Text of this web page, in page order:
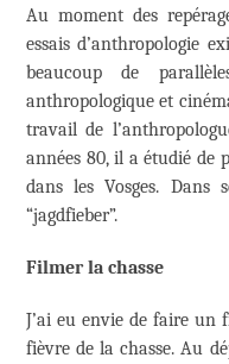
Au moment des
essais d’anthropologie
beaucoup de
anthropologique et
travail de
années 80, il a étudié de
dans les Vosges.
“jagdfieber”.
Filmer la chasse
J’ai eu envie de faire un
fièvre de la chasse. Au